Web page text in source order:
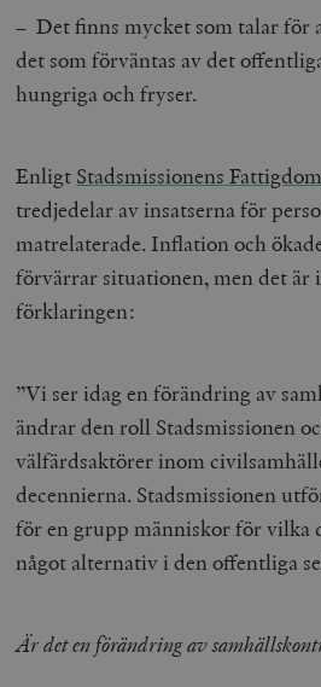
– Det finns mycket som talar för
det som förväntas av det
hungriga och fryser.
Enligt Stadsmissionens
tredjedelar av insatserna för
matrelaterade. Inflation och
förvärrar situationen, men det är
förklaringen:
”Vi ser idag en förändring av
ändrar den roll Stadsmissionen
välfärdsaktörer inom
decennierna. Stadsmissionen
för en grupp människor för vilka
något alternativ i den offentliga
Är det en förändring av